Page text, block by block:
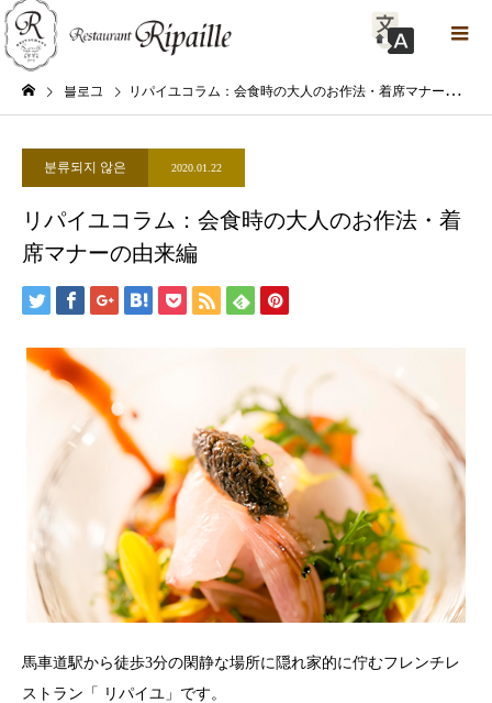
블로그 リパイユコラム：会食時の大人のお作法・着席マナーの由来編
분류되지 않은 2020.01.22
リパイユコラム：会食時の大人のお作法・着
席マナーの由来編
馬車道駅から徒歩3分の閑静な場所に隠れ家的に佇むフレンチレ
ストラン「 リパイユ」です。